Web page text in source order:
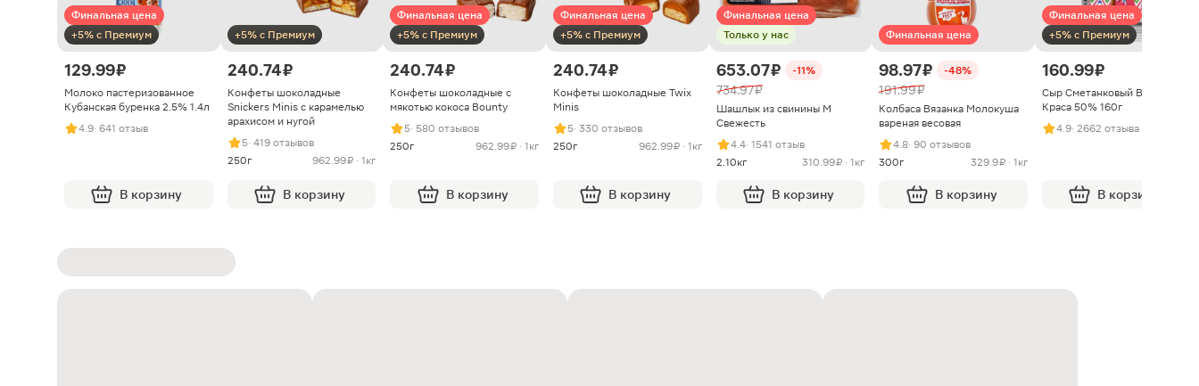
Финальная цена
+5% с Премиум
129.99 ₽
Молоко пастеризованное
Кубанская буренка 2.5% 1.4л
4.9· 641 отзыв
В корзину
+5% с Премиум
240.74 ₽
Конфеты шоколадные
Snickers Minis с карамелью
арахисом и нугой
5· 419 отзывов
250г
962.99 ₽ · 1кг
В корзину
Финальная цена
+5% с Премиум
240.74 ₽
Конфеты шоколадные с
мякотью кокоса Bounty
5· 580 отзывов
250г
962.99 ₽ · 1кг
В корзину
Финальная цена
+5% с Премиум
240.74 ₽
Конфеты шоколадные Twix
Minis
5· 330 отзывов
250г
962.99 ₽ · 1кг
В корзину
Финальная цена
Только у нас
653.07 ₽ -11%
734.97 ₽
Шашлык из свинины М
Свежесть
4.4· 1541 отзыв
2.10кг
310.99 ₽ · 1кг
В корзину
Финальная цена
98.97 ₽ -48%
191.99 ₽
Колбаса Вязанка Молокуша
вареная весовая
4.8· 90 отзывов
300г
329.9 ₽ · 1кг
В корзину
Финальная цена
+5% с Премиум
160.99 ₽
Сыр Сметанковый Варвара
Краса 50% 160г
4.9· 2662 отзыва
В корзину